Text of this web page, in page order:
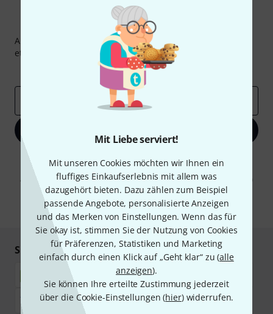
Mit Liebe serviert!
Mit unseren Cookies möchten wir Ihnen ein
fluffiges Einkaufserlebnis mit allem was
dazugehört bieten. Dazu zählen zum Beispiel
passende Angebote, personalisierte Anzeigen
und das Merken von Einstellungen. Wenn das für
Sie okay ist, stimmen Sie der Nutzung von Cookies
für Präferenzen, Statistiken und Marketing
einfach durch einen Klick auf „Geht klar“ zu (alle
anzeigen).
Sie können Ihre erteilte Zustimmung jederzeit
über die Cookie-Einstellungen (hier) widerrufen.
Thomann Newsletter
Abonniere den Thomann Newsletter und gewinne mit
etwas Glück einen von
50 Gutscheinenüber jeweils
Inspirierende Beiträge
Deals
Mit Klick auf „Jetzt anmelden“ stimmen Sie dem Erhalt von E-Mail-
Werbung und einer Messung des E-Mail-Nutzungsverhaltens zu. Die
Abmeldung ist jederzeit möglich. Weitere Informationen finden Sie in
unserenDatenschutzhinweisen.
* Pflichtfeld
Sicher einkaufen & bezahlen